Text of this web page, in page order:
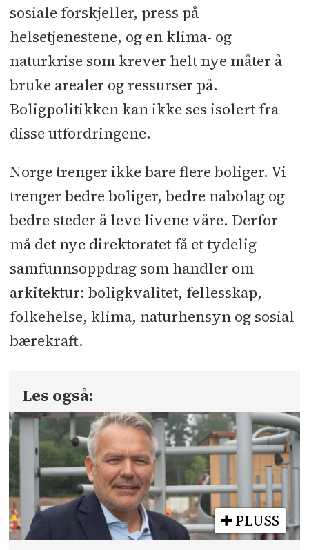
sosiale forskjeller, press på
helsetjenestene, og en klima- og
naturkrise som krever helt nye måter å
bruke arealer og ressurser på.
Boligpolitikken kan ikke ses isolert fra
disse utfordringene.
Norge trenger ikke bare flere boliger. Vi
trenger bedre boliger, bedre nabolag og
bedre steder å leve livene våre. Derfor
må det nye direktoratet få et tydelig
samfunnsoppdrag som handler om
arkitektur: boligkvalitet, fellesskap,
folkehelse, klima, naturhensyn og sosial
bærekraft.
Les også:
PLUSS